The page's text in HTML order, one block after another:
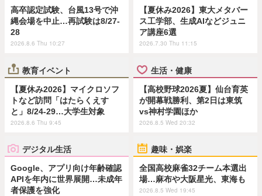
高卒認定試験、台風13号で沖
縄会場を中止…再試験は8/27-
28
2026.8.6 Thu 10:27
【夏休み2026】東大メタバー
ス工学部、生成AIなどジュニ
ア講座6選
2026.7.30 Thu 11:15
教育イベント
【夏休み2026】マイクロソフ
トなど訪問「はたらくえす
と」8/24-29…大学生対象
2026.8.6 Thu 9:45
生活・健康
【高校野球2026夏】仙台育英
が開幕戦勝利、第2日は東筑
vs神村学園ほか
2026.8.5 Wed 20:32
デジタル生活
Google、アプリ向け年齢確認
APIを年内に世界展開…未成年
者保護を強化
趣味・娯楽
全国高校麻雀32チーム本選出
場…麻布や大阪星光、東海も
2026.8.5 Wed 19:45